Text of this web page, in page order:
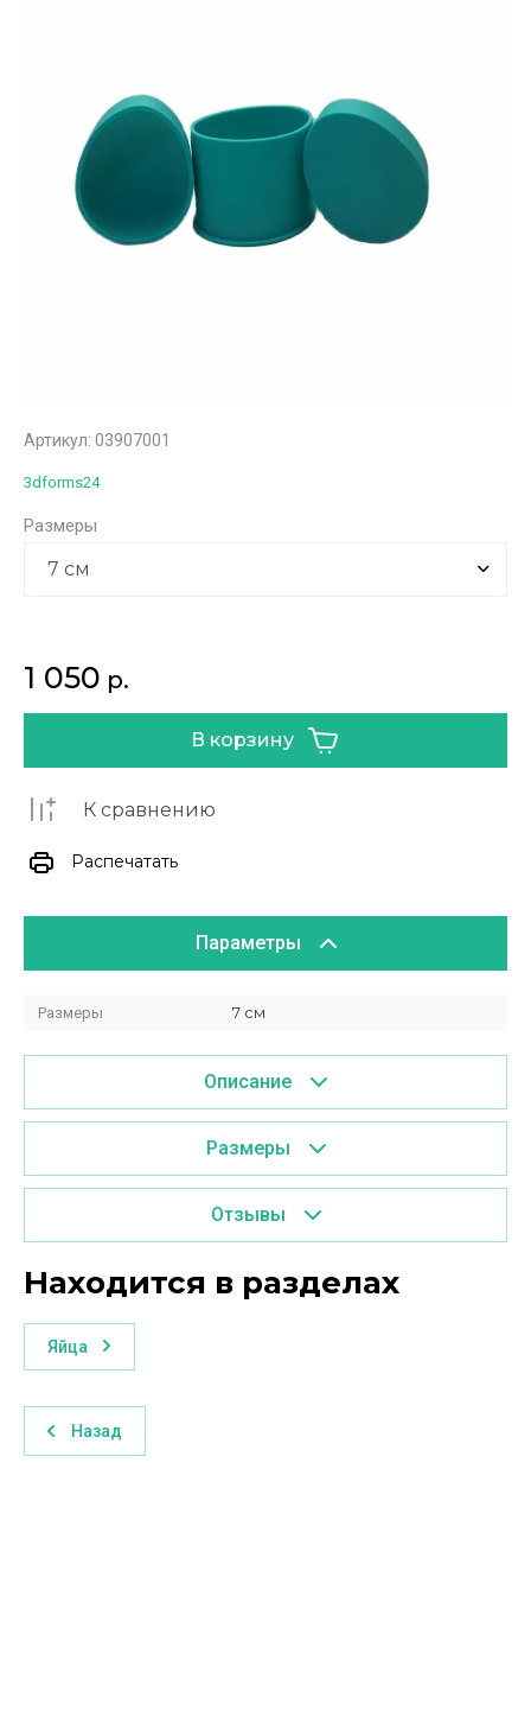
Артикул: 03907001
3dforms24
Размеры
1 050 р.
В корзину
К сравнению
Распечатать
Параметры
Размеры 7 см
Описание
Размеры
Отзывы
Находится в разделах
Яйца
Назад